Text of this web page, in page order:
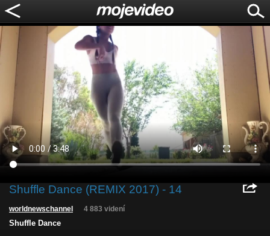
Shuffle Dance (REMIX 2017) - 14
worldnewschannel 4 883 videní
Shuffle Dance